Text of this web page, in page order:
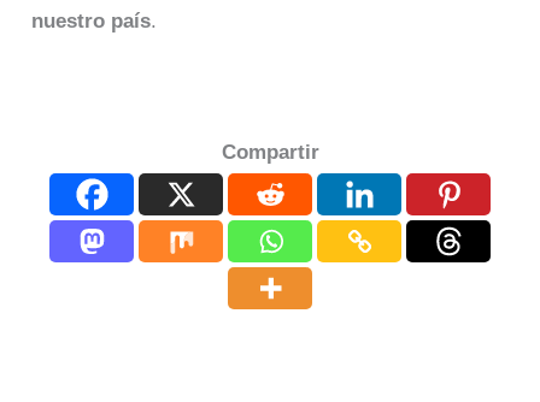
nuestro país.
Compartir